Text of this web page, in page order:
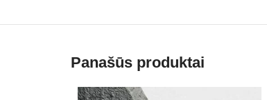
Panašūs produktai